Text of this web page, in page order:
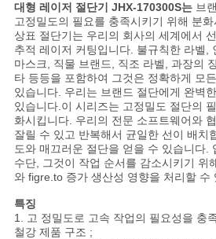
뉴
스
지
금
얘
기
대형 레이저 절단기 JHX-170300S는브
고정밀도의 필요를 충족시키기 위해 분
상표 절단기는 우리의 회사의 세계에서
추적 레이저 커팅입니다. 불규칙한 라벨,
마스크, 직물 브랜드, 직조 라벨, 과장의
타 등등을 포함하여 그것은 정확하게 모
있습니다. 우리는 브랜드 절단에게 완벽
있습니다.이 시리즈는 고정밀도 절단의
화시킵니다. 우리의 전문 소프트웨어와
잘릴 수 있고 반복해서 균일한 선이 배치
도와 매끄러운 절단을 얻을 수 있습니다.
수단, 그것이 작업 순서를 감소시키기 위
와 figre.to 증가 생산성 영향을 처리할 수
특징
1. 고 정밀도로 고속 작업의 필요성을 충
철강 제품 구조 ;